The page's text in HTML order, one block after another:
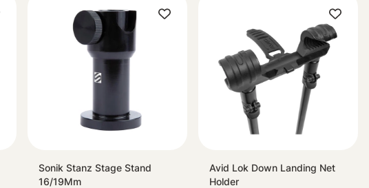
Sonik Stanz Stage Stand
16/19Mm
Avid Lok Down Landing Net
Holder